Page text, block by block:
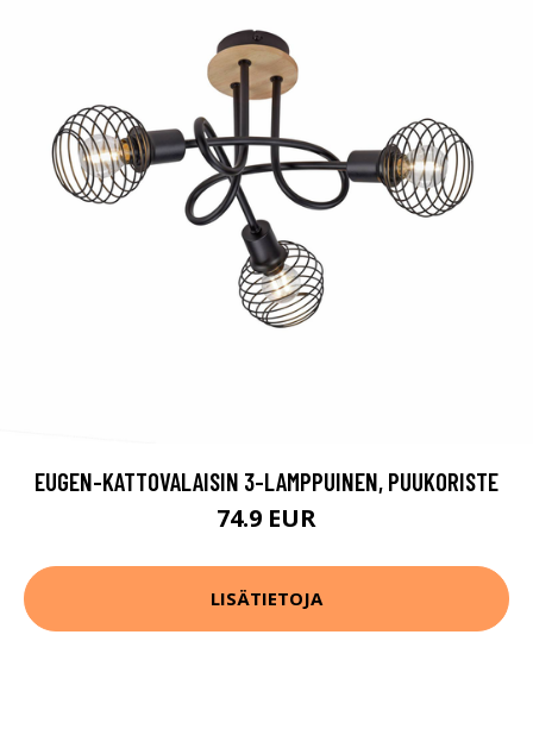
EUGEN-KATTOVALAISIN 3-LAMPPUINEN, PUUKORISTE
74.9 EUR
LISÄTIETOJA